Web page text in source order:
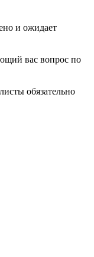
и ожидает
вас вопрос по
обязательно